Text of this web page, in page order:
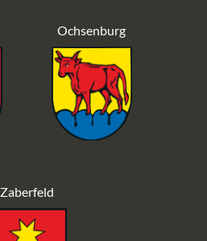
Ochsenburg
Zaberfeld